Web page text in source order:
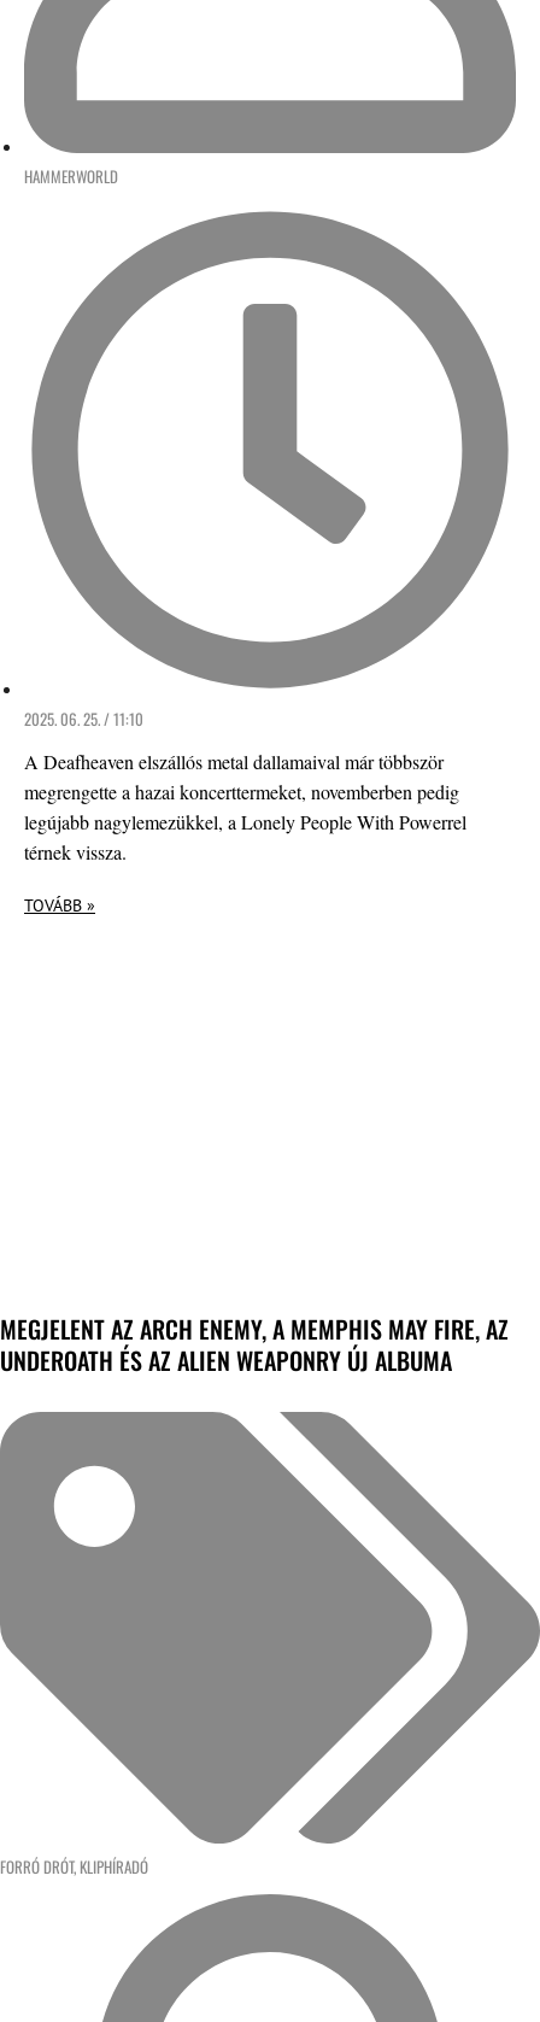
HAMMERWORLD
2025. 06. 25. / 11:10
A Deafheaven elszállós metal dallamaival már többször
megrengette a hazai koncerttermeket, novemberben pedig
legújabb nagylemezükkel, a Lonely People With Powerrel
térnek vissza.
TOVÁBB »
MEGJELENT AZ ARCH ENEMY, A MEMPHIS MAY FIRE, AZ
UNDEROATH ÉS AZ ALIEN WEAPONRY ÚJ ALBUMA
FORRÓ DRÓT, KLIPHÍRADÓ